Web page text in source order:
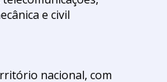
e civil
nacional, com